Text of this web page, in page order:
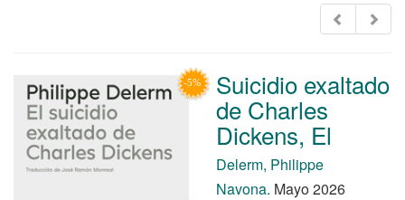
Suicidio exaltado
de Charles
Dickens, El
Delerm, Philippe
Navona. Mayo 2026